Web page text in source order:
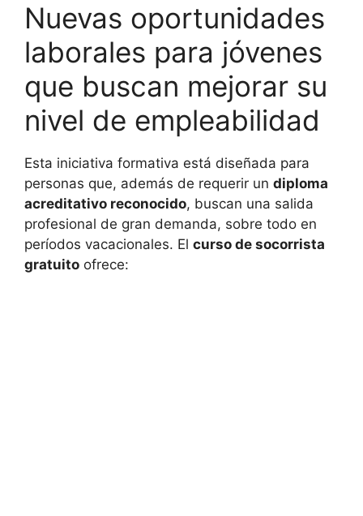
Nuevas oportunidades
laborales para jóvenes
que buscan mejorar su
nivel de empleabilidad
Esta iniciativa formativa está diseñada para
personas que, además de requerir un diploma
acreditativo reconocido, buscan una salida
profesional de gran demanda, sobre todo en
períodos vacacionales. El curso de socorrista
gratuito ofrece: